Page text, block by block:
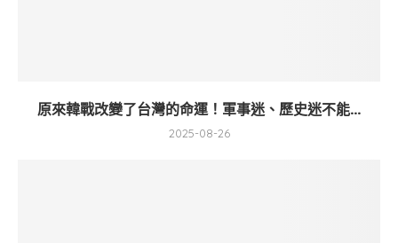
原來韓戰改變了台灣的命運！軍事迷、歷史迷不能...
2025-08-26